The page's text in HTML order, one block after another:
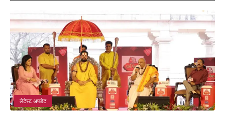
लेटेस्ट अपडेट